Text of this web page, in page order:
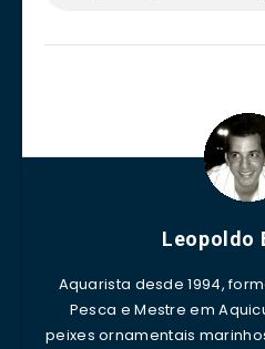
Leopoldo
Aquarista desde 1994,
Pesca e Mestre em
peixes ornamentais